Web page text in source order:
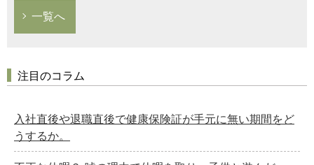
一覧へ
注目のコラム
入社直後や退職直後で健康保険証が手元に無い期間をど
うするか。